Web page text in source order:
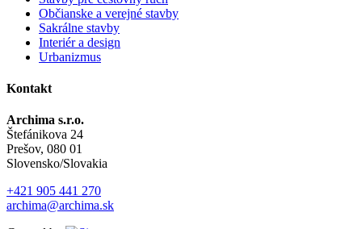
Občianske a verejné stavby
Sakrálne stavby
Interiér a design
Urbanizmus
Kontakt
Archima s.r.o.
Štefánikova 24
Prešov, 080 01
Slovensko/Slovakia
+421 905 441 270
archima@archima.sk